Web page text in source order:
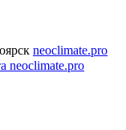
neoclimate.pro